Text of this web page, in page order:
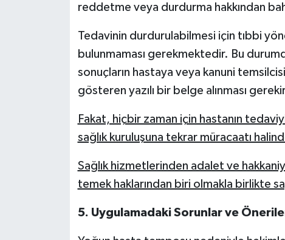
reddetme veya durdurma hakkından
Tedavinin durdurulabilmesi için tıbbi
bulunmaması gerekmektedir. Bu
sonuçların hastaya veya kanuni
gösteren yazılı bir belge alınması
Fakat, hiçbir zaman için hastanın
sağlık kuruluşuna tekrar müracaatı
Sağlık hizmetlerinden adalet ve
temek haklarından biri olmakla birlikte
5. Uygulamadaki Sorunlar ve